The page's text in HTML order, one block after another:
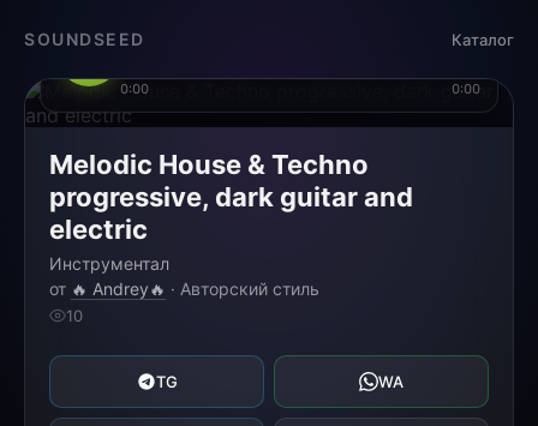
SOUNDSEED Каталог
0:00 0:00
Melodic House & Techno
progressive, dark guitar and
electric
Инструментал
от 🔥 Andrey🔥 · Авторский стиль
10
TG WA